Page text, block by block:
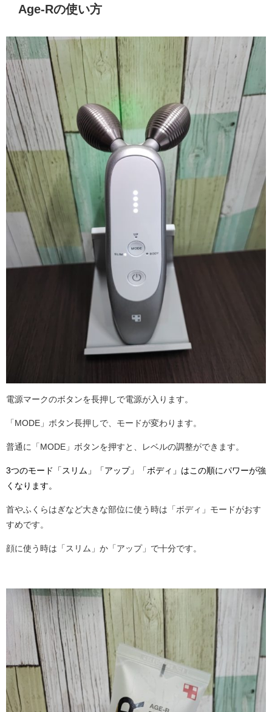
Age-Rの使い方
電源マークのボタンを長押しで電源が入ります。
「MODE」ボタン長押しで、モードが変わります。
普通に「MODE」ボタンを押すと、レベルの調整ができます。
3つのモード「スリム」「アップ」「ボディ」はこの順にパワーが強
くなります。
首やふくらはぎなど大きな部位に使う時は「ボディ」モードがおす
すめです。
顔に使う時は「スリム」か「アップ」で十分です。